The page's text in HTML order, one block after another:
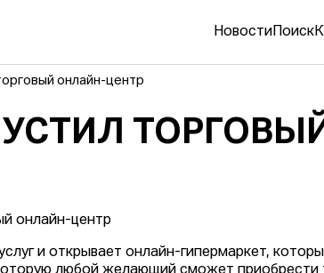
Новости Поиск
онлайн-центр
онлайн-центр
и открывает онлайн-гипермаркет,